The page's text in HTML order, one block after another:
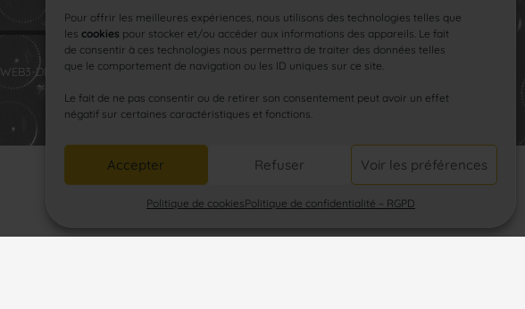
Pour offrir les meilleures expériences, nous utilisons des technologies telles que
les cookies pour stocker et/ou accéder aux informations des appareils. Le fait
de consentir à ces technologies nous permettra de traiter des données telles
que le comportement de navigation ou les ID uniques sur ce site.
Le fait de ne pas consentir ou de retirer son consentement peut avoir un effet
négatif sur certaines caractéristiques et fonctions.
Accepter Refuser Voir les préférences
Politique de cookiesPolitique de confidentialité – RGPD
WEB3-DESIGN.